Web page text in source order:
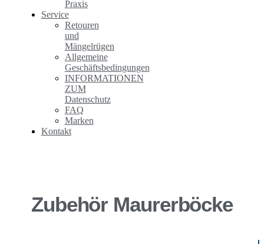
Praxis
Service
Retouren
und
Mängelrügen
Allgemeine
Geschäftsbedingungen
INFORMATIONEN
ZUM
Datenschutz
FAQ
Marken
Kontakt
Zubehör Maurerböcke